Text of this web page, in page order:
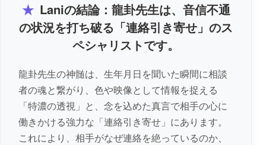
★ Laniの結論：龍卦先生は、音信不通
の状況を打ち破る「連絡引き寄せ」のス
ペシャリストです。
龍卦先生の神髄は、生年月日を聞いた瞬間に相談
者の魂と繋がり、色や映像として情報を捉える
「特濃の透視」と、念を込めた真言で相手の心に
働きかける強力な「連絡引き寄せ」にあります。
これにより、相手がなぜ連絡を絶っているのか、